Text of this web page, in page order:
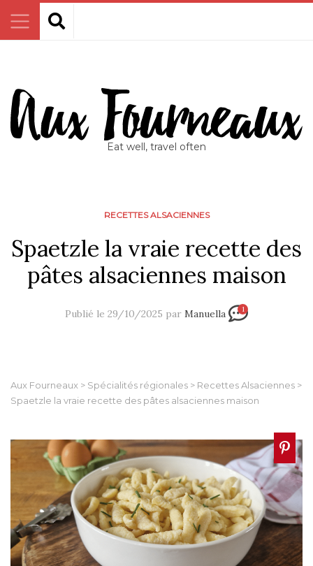
Eat well, travel often
RECETTES ALSACIENNES
Spaetzle la vraie recette des
pâtes alsaciennes maison
Publié le 29/10/2025 par Manuella 1
Aux Fourneaux > Spécialités régionales > Recettes Alsaciennes >
Spaetzle la vraie recette des pâtes alsaciennes maison